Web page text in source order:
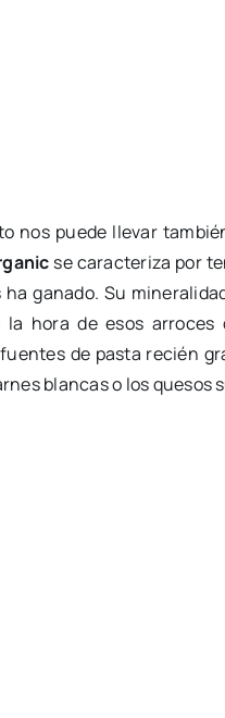
nos puede llevar
se caracteriza por
ha ganado. Su
la hora de esos
de pasta recién
blancas o los